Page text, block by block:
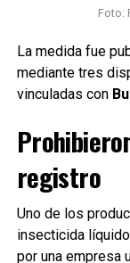
del
En el caso de los
inscriptos desde
acceder a las
Qué pasa
Foto:
La medida fue
mediante tres
vinculadas con
registro
Uno de los
insecticida
por una empresa